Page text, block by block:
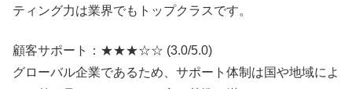
ティング力は業界でもトップクラスです。
顧客サポート：★★★☆☆ (3.0/5.0)
グローバル企業であるため、サポート体制は国や地域によ